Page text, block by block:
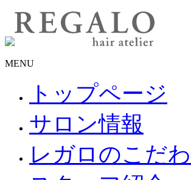
MENU
トップページ
サロン情報
レガロのこだわ